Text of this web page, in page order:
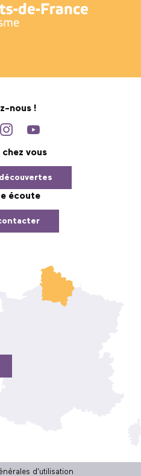
nous !
chez vous
écoute
d'utilisation